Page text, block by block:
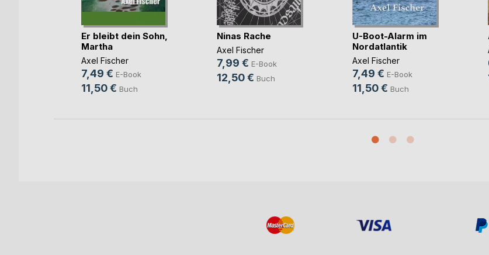
Er bleibt dein Sohn,
Martha
Axel Fischer
7,49 € E-Book
11,50 € Buch
Ninas Rache
Axel Fischer
7,99 € E-Book
12,50 € Buch
U-Boot-Alarm im
Nordatlantik
Axel Fischer
7,49 € E-Book
11,50 € Buch